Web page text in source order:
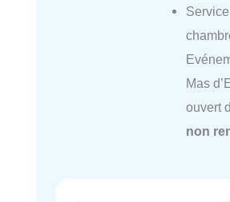
Mas
ouvert
non